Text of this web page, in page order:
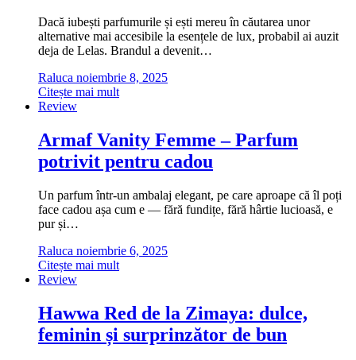
Dacă iubești parfumurile și ești mereu în căutarea unor
alternative mai accesibile la esențele de lux, probabil ai auzit
deja de Lelas. Brandul a devenit…
Raluca noiembrie 8, 2025
Citește mai mult
Review
Armaf Vanity Femme – Parfum
potrivit pentru cadou
Un parfum într-un ambalaj elegant, pe care aproape că îl poți
face cadou așa cum e — fără fundițe, fără hârtie lucioasă, e
pur și…
Raluca noiembrie 6, 2025
Citește mai mult
Review
Hawwa Red de la Zimaya: dulce,
feminin și surprinzător de bun